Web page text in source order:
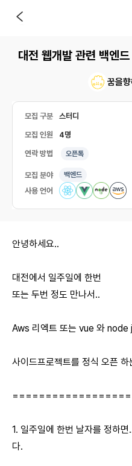
대전 웹개발 관련 백엔
꿈을향
모집 구분 스터디
모집 인원 4명
연락 방법 오픈톡
모집 분야 백엔드
사용 언어
안녕하세요..
대전에서 일주일에 한번
또는 두번 정도 만나서..
Aws 리엑트 또는 vue 와 node
사이드프로젝트를 정식 오픈
1. 일주일에 한번 날자를 정하
다.